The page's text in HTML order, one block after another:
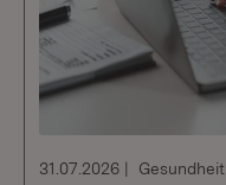
31.07.2026 Gesundheit